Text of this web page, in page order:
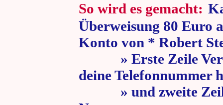
So wird es gemacht:
Überweisung 80 Euro
Konto von * Robert
» Erste Zeile
deine Telefonnummer
» und zweite Zeile